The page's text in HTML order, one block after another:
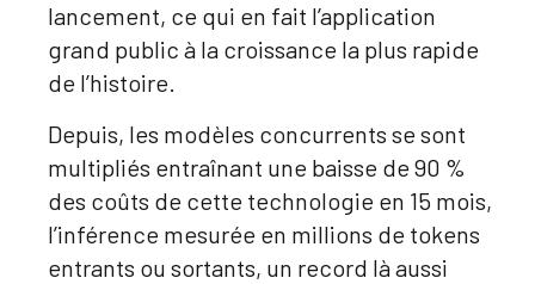
lancement, ce qui en fait l’application
grand public à la croissance la plus rapide
de l’histoire.
Depuis, les modèles concurrents se sont
multipliés entraînant une baisse de 90 %
des coûts de cette technologie en 15 mois,
l’inférence mesurée en millions de tokens
entrants ou sortants, un record là aussi